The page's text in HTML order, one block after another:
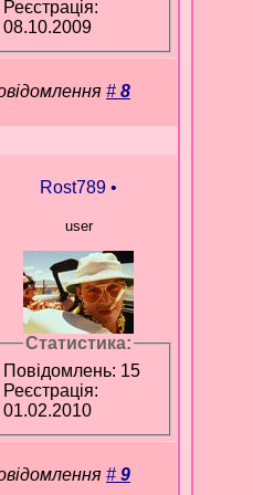
Реєстрація:
08.10.2009
# 8
Rost789 •
user
Статистика:
Повідомлень: 15
Реєстрація:
01.02.2010
# 9